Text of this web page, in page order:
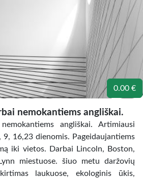
0.00 €
nemokantiems angliškai.
angliškai. Artimiausi
16,23 dienomis. Pageidaujantiems
iki vietos. Darbai Lincoln, Boston,
miestuose. šiuo metu daržovių
laukuose, ekologinis ūkis,